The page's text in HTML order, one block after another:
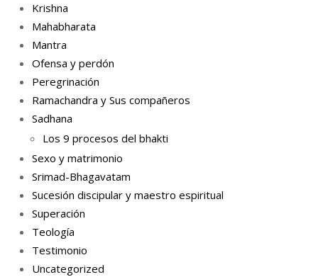
Krishna
Mahabharata
Mantra
Ofensa y perdón
Peregrinación
Ramachandra y Sus compañeros
Sadhana
Los 9 procesos del bhakti
Sexo y matrimonio
Srimad-Bhagavatam
Sucesión discipular y maestro espiritual
Superación
Teología
Testimonio
Uncategorized